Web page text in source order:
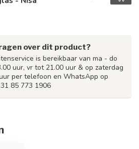
over dit product?
is bereikbaar van ma - do
uur, vr tot 21.00 uur & op zaterdag
per telefoon en WhatsApp op
85 773 1906